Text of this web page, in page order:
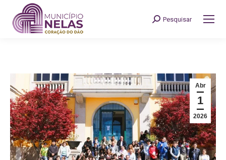
Search:
Pesquisar
Abr
1
2026